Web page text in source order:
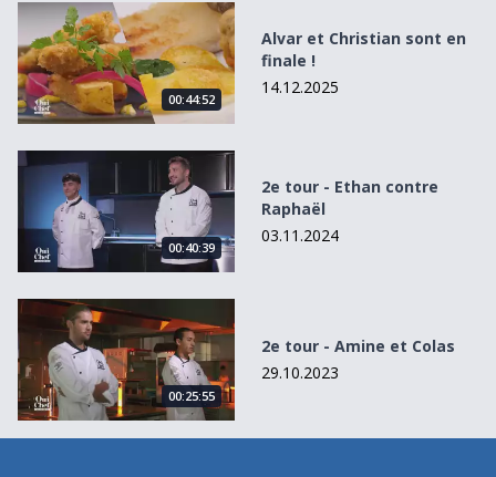
Alvar et Christian sont en finale !
00:44:52
Alvar et Christian sont en
finale !
14.12.2025
2e tour - Ethan contre Raphaël
00:40:39
2e tour - Ethan contre
Raphaël
03.11.2024
2e tour - Amine et Colas
00:25:55
2e tour - Amine et Colas
29.10.2023